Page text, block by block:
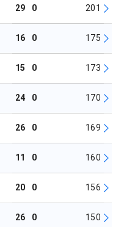
29 0 201
16 0 175
15 0 173
24 0 170
26 0 169
11 0 160
20 0 156
26 0 150